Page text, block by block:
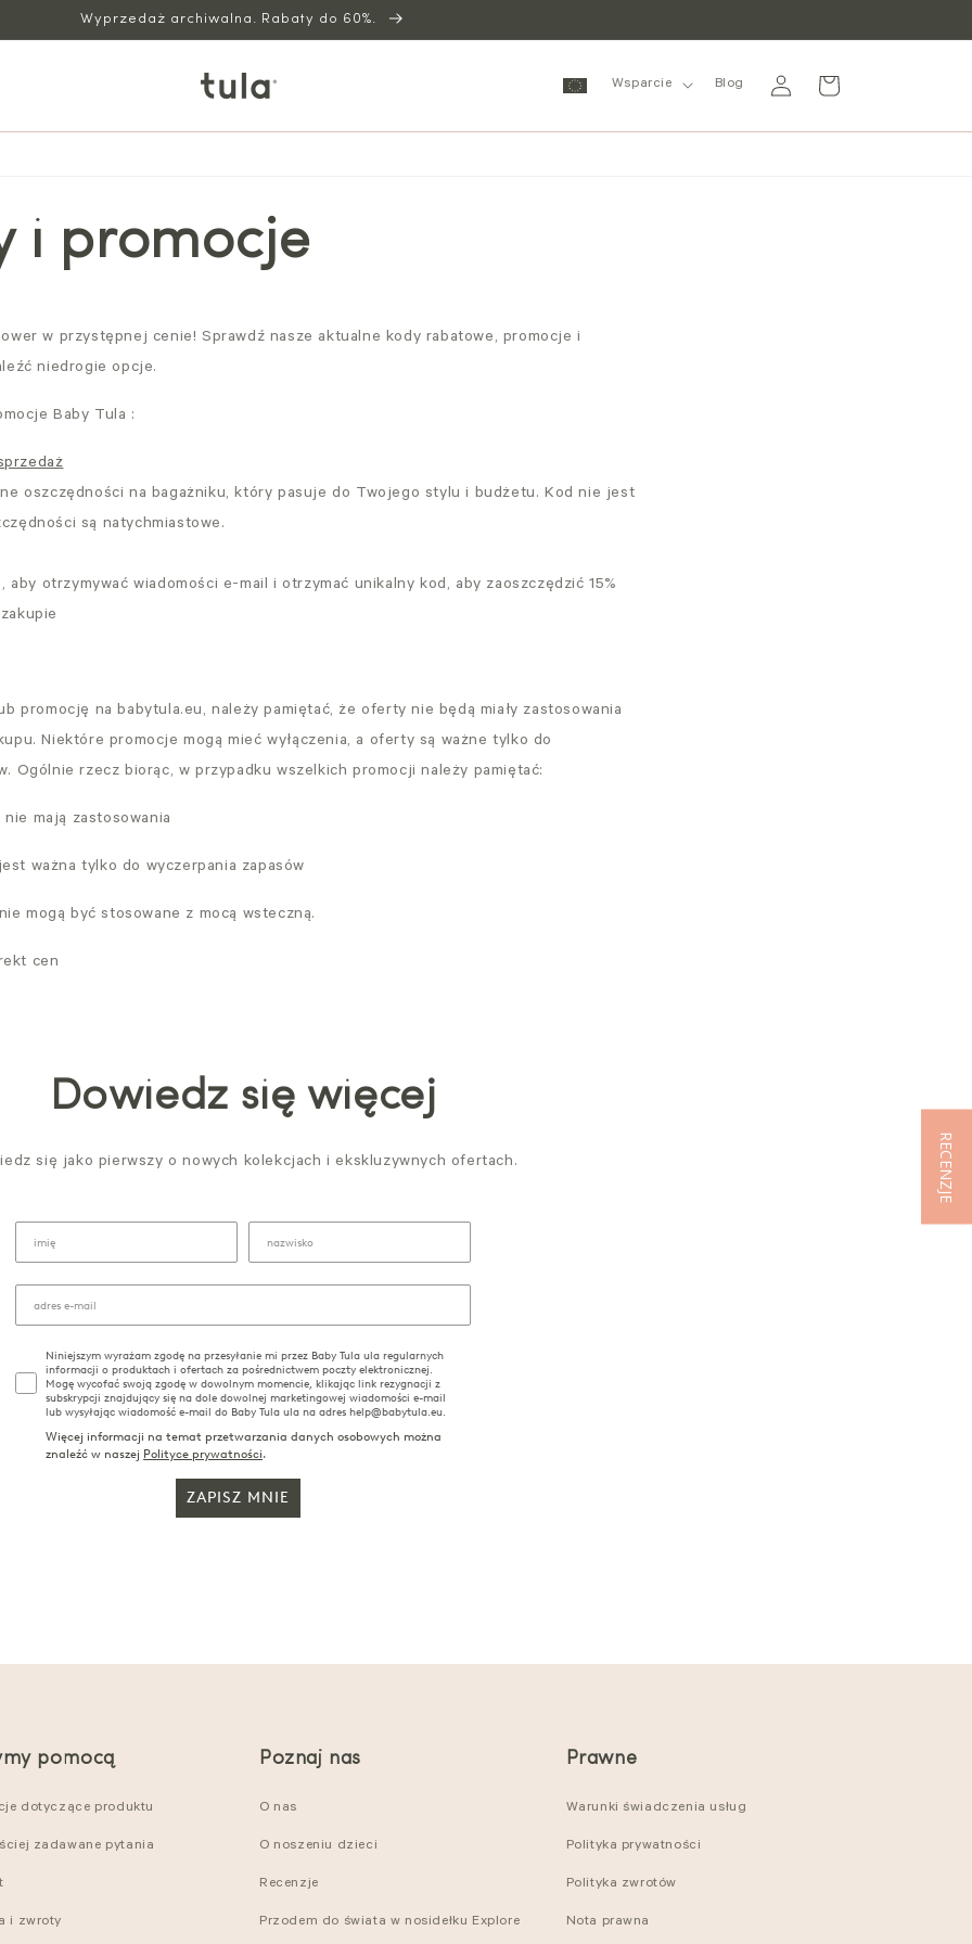
Wyprzedaż archiwalna. Rabaty do 60%.
Wsparcie Blog
się
Wózek
i promocje
w przystępnej cenie! Sprawdź nasze aktualne kody rabatowe, promocje i
niedrogie opcje.
Baby Tula :
oszczędności na bagażniku, który pasuje do Twojego stylu i budżetu. Kod nie jest
są natychmiastowe.
aby otrzymywać wiadomości e-mail i otrzymać unikalny kod, aby zaoszczędzić 15%
promocję na babytula.eu, należy pamiętać, że oferty nie będą miały zastosowania
Niektóre promocje mogą mieć wyłączenia, a oferty są ważne tylko do
Ogólnie rzecz biorąc, w przypadku wszelkich promocji należy pamiętać:
mają zastosowania
ważna tylko do wyczerpania zapasów
mogą być stosowane z mocą wsteczną.
cen
Dowiedz się więcej
się jako pierwszy o nowych kolekcjach i ekskluzywnych ofertach.
Niniejszym wyrażam zgodę na przesyłanie mi przez Baby Tula ula regularnych
informacji o produktach i ofertach za pośrednictwem poczty elektronicznej.
Mogę wycofać swoją zgodę w dowolnym momencie, klikając link rezygnacji z
subskrypcji znajdujący się na dole dowolnej marketingowej wiadomości e-mail
lub wysyłając wiadomość e-mail do Baby Tula ula na adres help@babytula.eu.
Więcej informacji na temat przetwarzania danych osobowych można
znaleźć w naszej Polityce prywatności.
ZAPISZ MNIE
pomocą
dotyczące produktu
zadawane pytania
i zwroty
Poznaj nas
O nas
O noszeniu dzieci
Recenzje
Przodem do świata w nosidełku Explore
Prawne
Warunki świadczenia usług
Polityka prywatności
Polityka zwrotów
Nota prawna
RECENZJE